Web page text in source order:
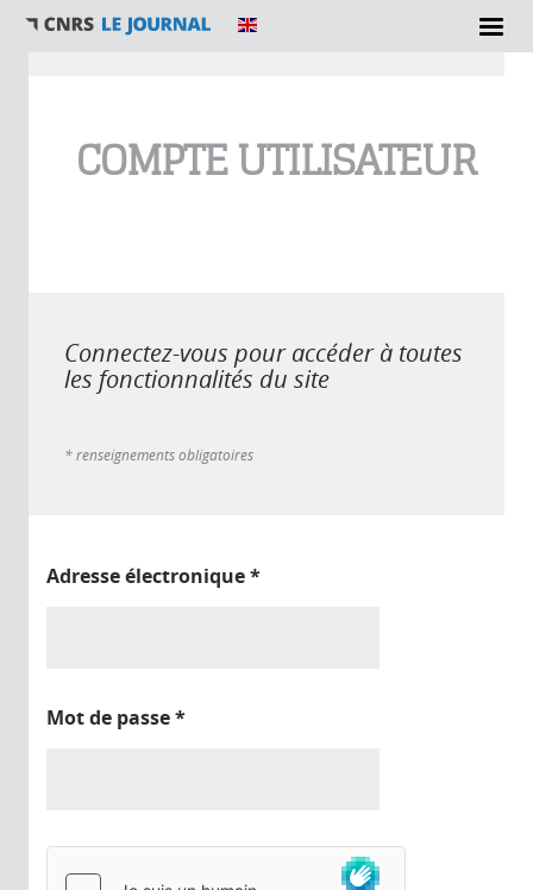
COMPTE UTILISATEUR
Connectez-vous pour accéder à toutes
les fonctionnalités du site
* renseignements obligatoires
Adresse électronique*
Mot de passe*